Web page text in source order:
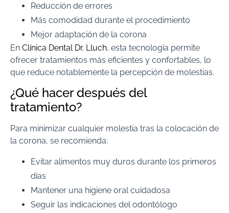
Reducción de errores
Más comodidad durante el procedimiento
Mejor adaptación de la corona
En Clínica Dental Dr. Lluch, esta tecnología permite
ofrecer tratamientos más eficientes y confortables, lo
que reduce notablemente la percepción de molestias.
¿Qué hacer después del
tratamiento?
Para minimizar cualquier molestia tras la colocación de
la corona, se recomienda:
Evitar alimentos muy duros durante los primeros
días
Mantener una higiene oral cuidadosa
Seguir las indicaciones del odontólogo